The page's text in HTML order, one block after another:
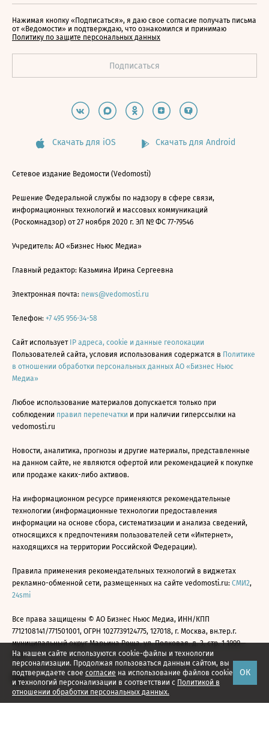
На нашем сайте используются cookie-файлы и технологии
персонализации. Продолжая пользоваться данным сайтом, вы
подтверждаете свое согласие на использование файлов cookie
и технологий персонализации в соответствии с Политикой в
отношении обработки персональных данных.
ОК
Нажимая кнопку «Подписаться», я даю свое согласие получать письма
от «Ведомости» и подтверждаю, что ознакомился и принимаю
Политику по защите персональных данных
Скачать для iOS Скачать для Android
Сетевое издание Ведомости (Vedomosti)
Решение Федеральной службы по надзору в сфере связи,
информационных технологий и массовых коммуникаций
(Роскомнадзор) от 27 ноября 2020 г. ЭЛ № ФС 77-79546
Учредитель: АО «Бизнес Ньюс Медиа»
Главный редактор: Казьмина Ирина Сергеевна
Электронная почта: news@vedomosti.ru
Телефон: +7 495 956-34-58
Сайт использует IP адреса, cookie и данные геолокации
Пользователей сайта, условия использования содержатся в Политике
в отношении обработки персональных данных АО «Бизнес Ньюс
Медиа»
Любое использование материалов допускается только при
соблюдении правил перепечатки и при наличии гиперссылки на
vedomosti.ru
Новости, аналитика, прогнозы и другие материалы, представленные
на данном сайте, не являются офертой или рекомендацией к покупке
или продаже каких-либо активов.
На информационном ресурсе применяются рекомендательные
технологии (информационные технологии предоставления
информации на основе сбора, систематизации и анализа сведений,
относящихся к предпочтениям пользователей сети «Интернет»,
находящихся на территории Российской Федерации).
Правила применения рекомендательных технологий в виджетах
рекламно-обменной сети, размещенных на сайте vedomosti.ru: СМИ2,
24smi
Все права защищены © АО Бизнес Ньюс Медиа, ИНН/КПП
7712108141/771501001, ОГРН 1027739124775, 127018, г. Москва, вн.тер.г.
муниципальный округ Марьина Роща, ул. Полковая, д. 3, стр. 1 1999—
2026